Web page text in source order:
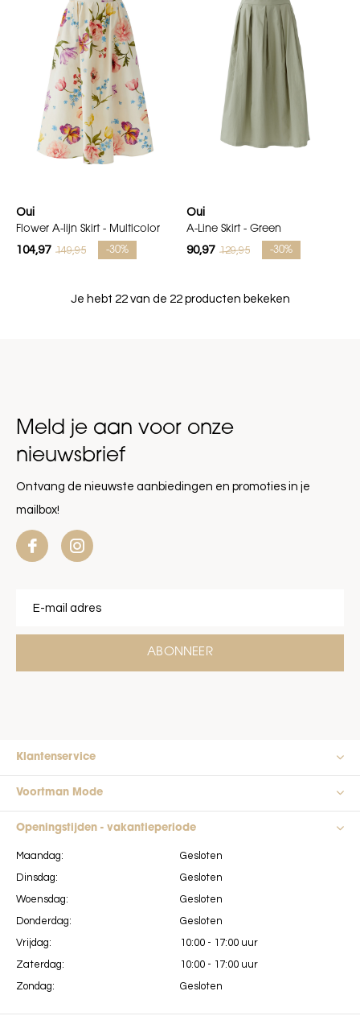
Oui
Flower A-lijn Skirt - Multicolor
104,97 149,95 -30%
Oui
A-Line Skirt - Green
90,97 129,95 -30%
Je hebt 22 van de 22 producten bekeken
Meld je aan voor onze
nieuwsbrief
Ontvang de nieuwste aanbiedingen en promoties in je
mailbox!
ABONNEER
Klantenservice
Voortman Mode
Openingstijden - vakantieperiode
Maandag:
Dinsdag:
Woensdag:
Donderdag:
Vrijdag:
Zaterdag:
Zondag:
Gesloten
Gesloten
Gesloten
Gesloten
10:00 - 17:00 uur
10:00 - 17:00 uur
Gesloten